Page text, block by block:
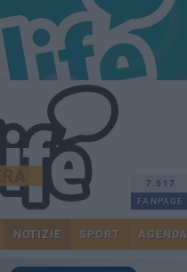
7.517
FANPAGE
NOTIZIE SPORT AGENDA